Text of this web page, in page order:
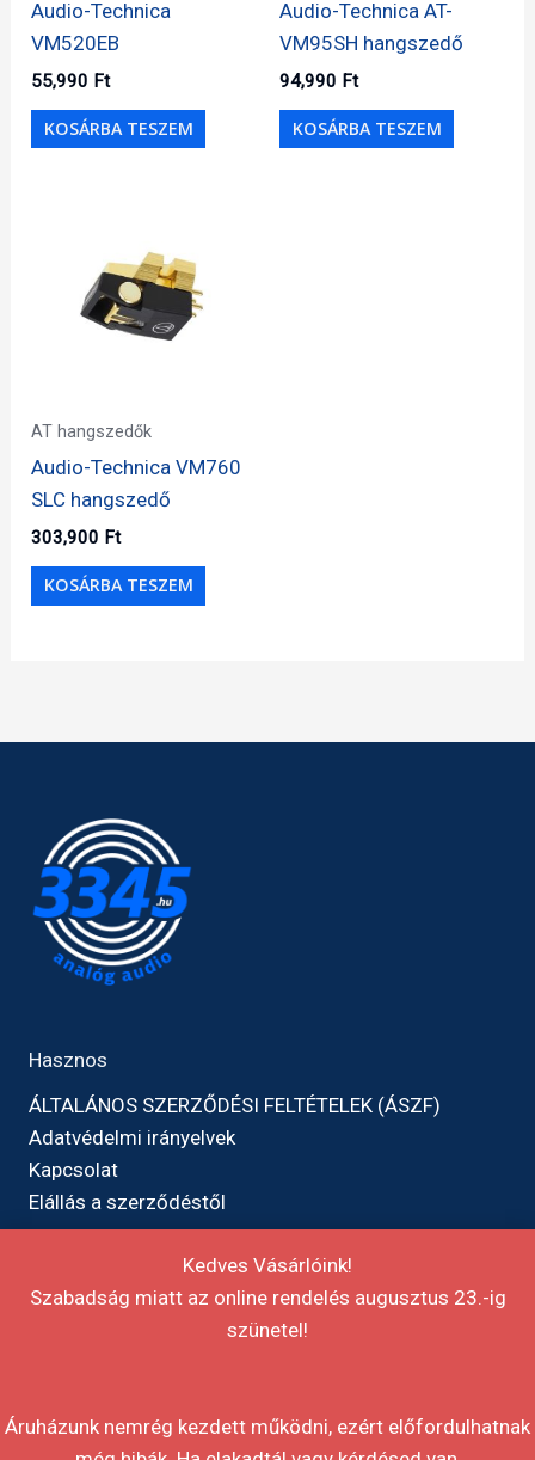
Kedves Vásárlóink!
Szabadság miatt az online rendelés augusztus 23.-ig
szünetel!
Áruházunk nemrég kezdett működni, ezért előfordulhatnak
Audio-Technica
VM520EB
55,990 Ft
KOSÁRBA TESZEM
Audio-Technica AT-
VM95SH hangszedő
94,990 Ft
KOSÁRBA TESZEM
AT hangszedők
Audio-Technica VM760
SLC hangszedő
303,900 Ft
KOSÁRBA TESZEM
Hasznos
ÁLTALÁNOS SZERZŐDÉSI FELTÉTELEK (ÁSZF)
Adatvédelmi irányelvek
Kapcsolat
Elállás a szerződéstől